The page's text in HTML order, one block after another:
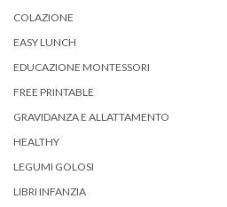
COLAZIONE
EASY LUNCH
EDUCAZIONE MONTESSORI
FREE PRINTABLE
GRAVIDANZA E ALLATTAMENTO
HEALTHY
LEGUMI GOLOSI
LIBRI INFANZIA